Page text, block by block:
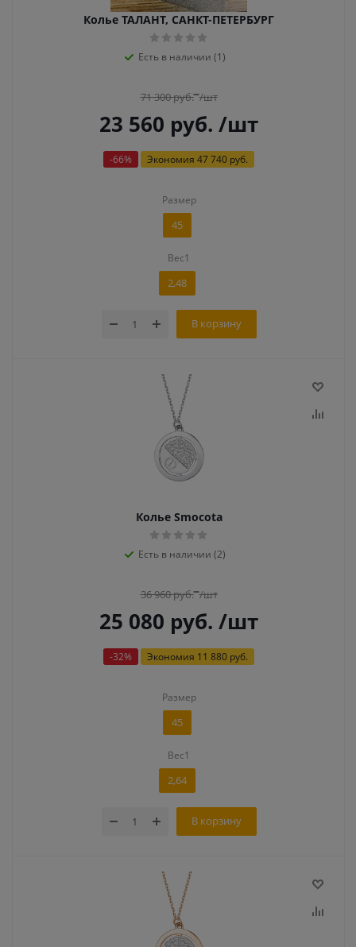
Колье ТАЛАНТ, САНКТ-ПЕТЕРБУРГ
Есть в наличии (1)
71 300руб. /шт
23 560 руб. /шт
-66% Экономия 47 740 руб.
Размер
45
Вес1
2,48
В корзину
Колье Smocota
Есть в наличии (2)
36 960руб. /шт
25 080 руб. /шт
-32% Экономия 11 880 руб.
Размер
45
Вес1
2,64
В корзину